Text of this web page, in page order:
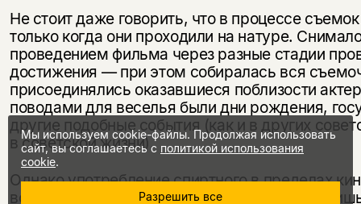
Не стоит даже говорить, что в процессе
только когда они проходили на натуре.
проведением фильма через разные стадии
достижения — при этом собиралась вся
присоединялись оказавшиеся поблизости
поводами для веселья были дни рождения,
другие подобные события (как и в других
в советской жизни).
Однако употребление спиртного в пределах
всплески и перерывы в работе составляли
Мы используем cookie-файлы. Продолжая использовать
сайт, вы соглашаетесь с политикой использования
cookie.
Разрешить все